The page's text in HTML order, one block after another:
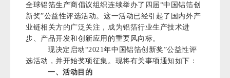
全球铝箔生产商倡议组织连续举办了四届“中国铝箔创
新奖”公益性评选活动。这一活动已经引起了国内外产
业链相关方的广泛关注，成为铝箔行业生产技术进
步、产品开发和创新应用的重要风向标。
现决定启动“2021年中国铝箔创新奖”公益性评
选活动，并开始奖项征集。现将有关事项通知如下：
一、活动目的